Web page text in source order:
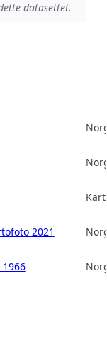
datasettet.
2021